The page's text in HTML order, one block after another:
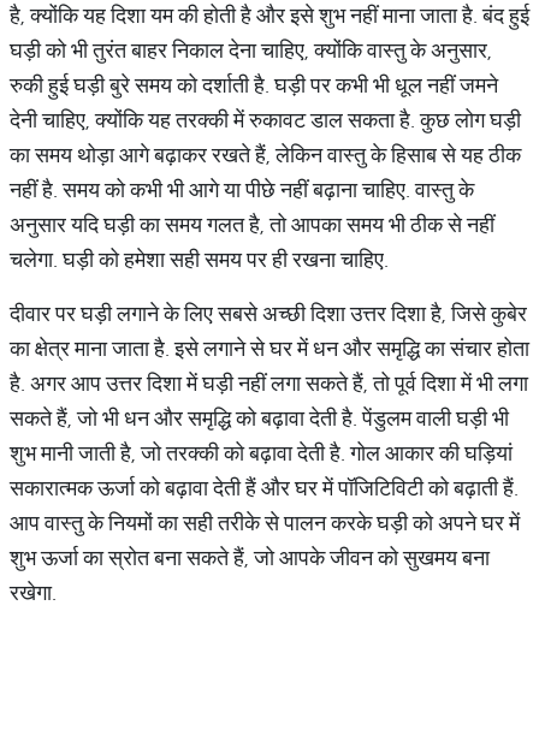
है, क्योंकि यह दिशा यम की होती है और इसे शुभ नहीं माना जाता है. बंद हुई
घड़ी को भी तुरंत बाहर निकाल देना चाहिए, क्योंकि वास्तु के अनुसार,
रुकी हुई घड़ी बुरे समय को दर्शाती है. घड़ी पर कभी भी धूल नहीं जमने
देनी चाहिए, क्योंकि यह तरक्की में रुकावट डाल सकता है. कुछ लोग घड़ी
का समय थोड़ा आगे बढ़ाकर रखते हैं, लेकिन वास्तु के हिसाब से यह ठीक
नहीं है. समय को कभी भी आगे या पीछे नहीं बढ़ाना चाहिए. वास्तु के
अनुसार यदि घड़ी का समय गलत है, तो आपका समय भी ठीक से नहीं
चलेगा. घड़ी को हमेशा सही समय पर ही रखना चाहिए.
दीवार पर घड़ी लगाने के लिए सबसे अच्छी दिशा उत्तर दिशा है, जिसे कुबेर
का क्षेत्र माना जाता है. इसे लगाने से घर में धन और समृद्धि का संचार होता
है. अगर आप उत्तर दिशा में घड़ी नहीं लगा सकते हैं, तो पूर्व दिशा में भी लगा
सकते हैं, जो भी धन और समृद्धि को बढ़ावा देती है. पेंडुलम वाली घड़ी भी
शुभ मानी जाती है, जो तरक्की को बढ़ावा देती है. गोल आकार की घड़ियां
सकारात्मक ऊर्जा को बढ़ावा देती हैं और घर में पॉजिटिविटी को बढ़ाती हैं.
आप वास्तु के नियमों का सही तरीके से पालन करके घड़ी को अपने घर में
शुभ ऊर्जा का स्रोत बना सकते हैं, जो आपके जीवन को सुखमय बना
रखेगा.